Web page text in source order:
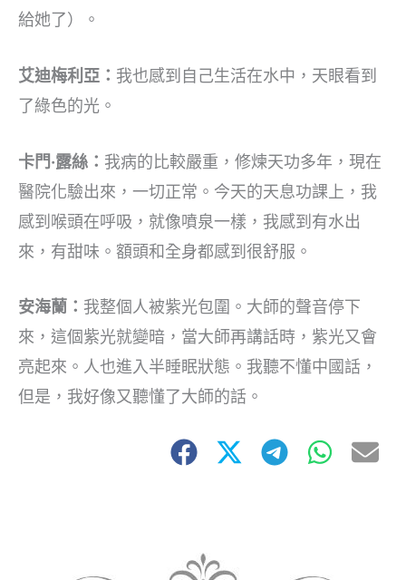
給她了）。
艾迪梅利亞： 我也感到自己生活在水中，天眼看到
了綠色的光。
卡門·露絲： 我病的比較嚴重，修煉天功多年，現在
醫院化驗出來，一切正常。今天的天息功課上，我
感到喉頭在呼吸，就像噴泉一樣，我感到有水出
來，有甜味。額頭和全身都感到很舒服。
安海蘭： 我整個人被紫光包圍。大師的聲音停下
來，這個紫光就變暗，當大師再講話時，紫光又會
亮起來。人也進入半睡眠狀態。我聽不懂中國話，
但是，我好像又聽懂了大師的話。